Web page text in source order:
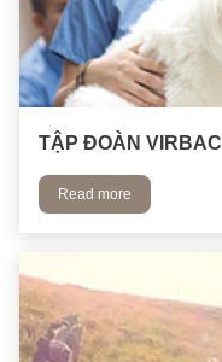
TẬP ĐOÀN VIRBAC
Read more